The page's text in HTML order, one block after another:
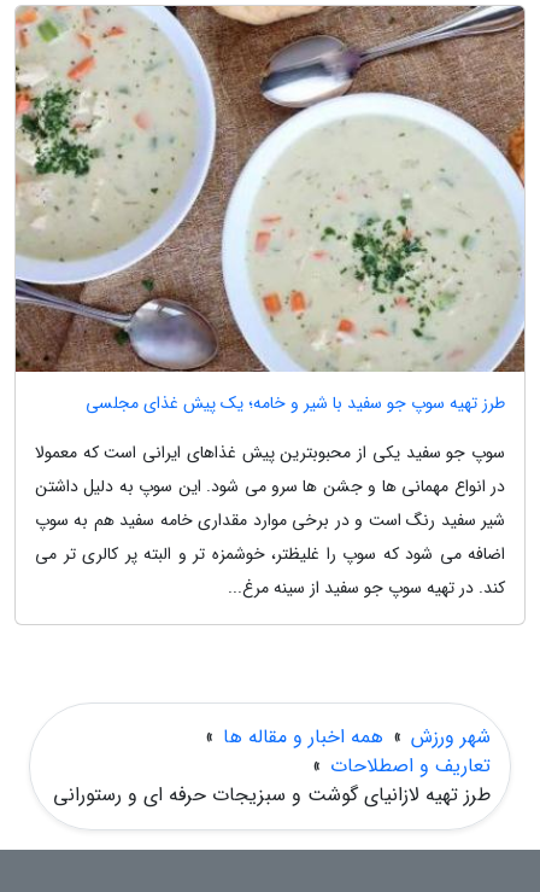
طرز تهیه سوپ جو سفید با شیر و خامه؛ یک پیش غذای مجلسی
سوپ جو سفید یکی از محبوبترین پیش غذاهای ایرانی است که معمولا
در انواع مهمانی ها و جشن ها سرو می شود. این سوپ به دلیل داشتن
شیر سفید رنگ است و در برخی موارد مقداری خامه سفید هم به سوپ
اضافه می شود که سوپ را غلیظتر، خوشمزه تر و البته پر کالری تر می
کند. در تهیه سوپ جو سفید از سینه مرغ...
شهر ورزش » همه اخبار و مقاله ها »
تعاریف و اصطلاحات »
طرز تهیه لازانیای گوشت و سبزیجات حرفه ای و رستورانی